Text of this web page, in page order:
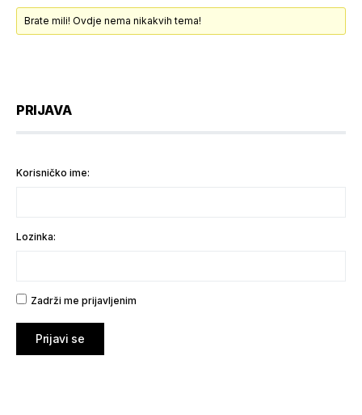
Brate mili! Ovdje nema nikakvih tema!
PRIJAVA
Korisničko ime:
Lozinka:
Zadrži me prijavljenim
Prijavi se